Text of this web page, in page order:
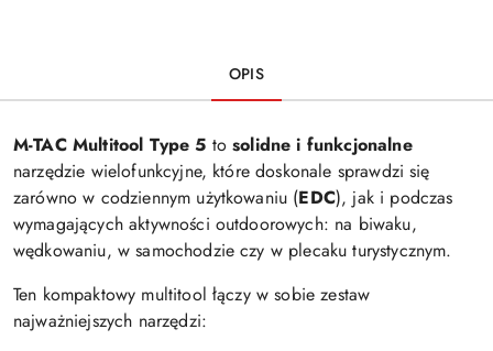
OPIS
M-TAC Multitool Type 5 tosolidne i funkcjonalne
narzędzie wielofunkcyjne, które doskonale sprawdzi się
zarówno w codziennym użytkowaniu (EDC), jak i podczas
wymagających aktywności outdoorowych: na biwaku,
wędkowaniu, w samochodzie czy w plecaku turystycznym.
Ten kompaktowy multitool łączy w sobie zestaw
najważniejszych narzędzi: